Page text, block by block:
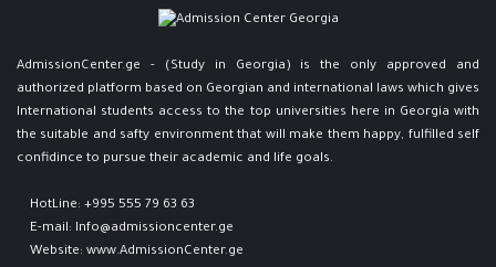
AdmissionCenter.ge - (Study in Georgia) is the only approved and
authorized platform based on Georgian and international laws which gives
International students access to the top universities here in Georgia ​with
the suitable and safty environment that will make them happy, fulfilled self
confidince to pursue their academic and life goals.
HotLine: +995 555 79 63 63
E-mail: Info@admissioncenter.ge
Website: www.AdmissionCenter.ge